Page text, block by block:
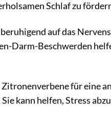
Schlaf zu
auf das
Darm-Beschwerden
für eine
kann helfen, Stress